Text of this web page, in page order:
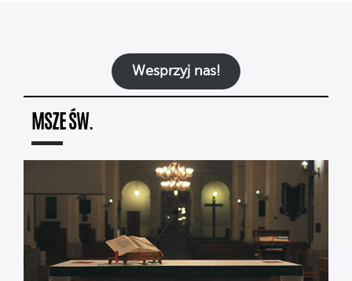
Wesprzyj nas!
MSZE ŚW.